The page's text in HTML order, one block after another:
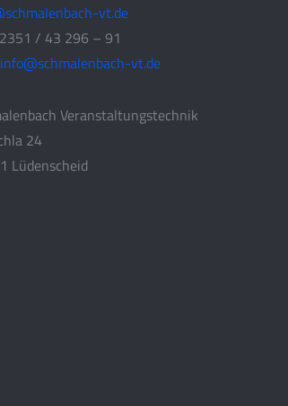
vt.de
/ 43 296 – 91
info@schmalenbach-vt.de
Veranstaltungstechnik
24
Lüdenscheid